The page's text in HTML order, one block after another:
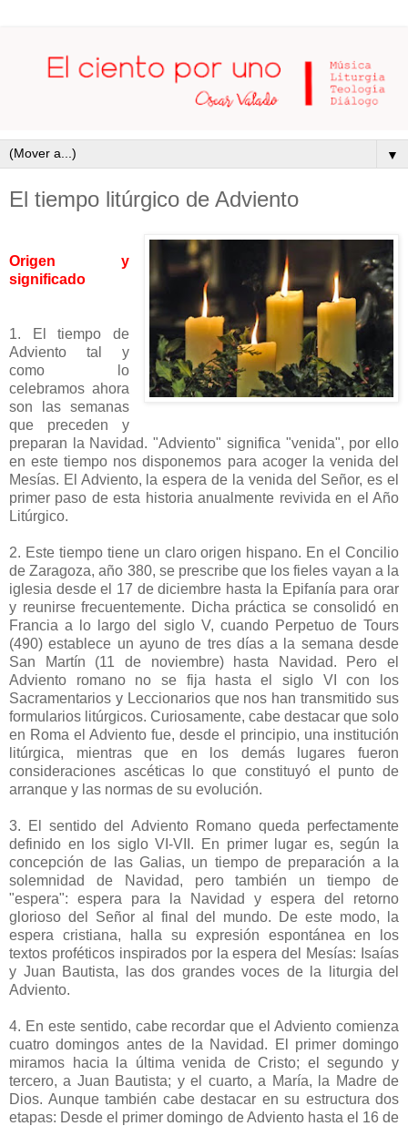
▼
El tiempo litúrgico de Adviento
Origen y
significado
1. El tiempo de
Adviento tal y
como lo
celebramos ahora
son las semanas
que preceden y
preparan la Navidad. "Adviento" significa "venida", por ello
en este tiempo nos disponemos para acoger la venida del
Mesías. El Adviento, la espera de la venida del Señor, es el
primer paso de esta historia anualmente revivida en el Año
Litúrgico.
2. Este tiempo tiene un claro origen hispano. En el Concilio
de Zaragoza, año 380, se prescribe que los fieles vayan a la
iglesia desde el 17 de diciembre hasta la Epifanía para orar
y reunirse frecuentemente. Dicha práctica se consolidó en
Francia a lo largo del siglo V, cuando Perpetuo de Tours
(490) establece un ayuno de tres días a la semana desde
San Martín (11 de noviembre) hasta Navidad. Pero el
Adviento romano no se fija hasta el siglo VI con los
Sacramentarios y Leccionarios que nos han transmitido sus
formularios litúrgicos. Curiosamente, cabe destacar que solo
en Roma el Adviento fue, desde el principio, una institución
litúrgica, mientras que en los demás lugares fueron
consideraciones ascéticas lo que constituyó el punto de
arranque y las normas de su evolución.
3. El sentido del Adviento Romano queda perfectamente
definido en los siglo VI-VII. En primer lugar es, según la
concepción de las Galias, un tiempo de preparación a la
solemnidad de Navidad, pero también un tiempo de
"espera": espera para la Navidad y espera del retorno
glorioso del Señor al final del mundo. De este modo, la
espera cristiana, halla su expresión espontánea en los
textos proféticos inspirados por la espera del Mesías: Isaías
y Juan Bautista, las dos grandes voces de la liturgia del
Adviento.
4. En este sentido, cabe recordar que el Adviento comienza
cuatro domingos antes de la Navidad. El primer domingo
miramos hacia la última venida de Cristo; el segundo y
tercero, a Juan Bautista; y el cuarto, a María, la Madre de
Dios. Aunque también cabe destacar en su estructura dos
etapas: Desde el primer domingo de Adviento hasta el 16 de